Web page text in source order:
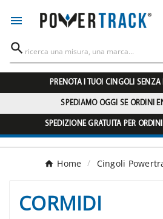


PRENOTA I TUOI CINGOLI SENZA
SPEDIAMO OGGI SE ORDINI
SPEDIZIONE GRATUITA PER
Home Cingoli
CORMIDI